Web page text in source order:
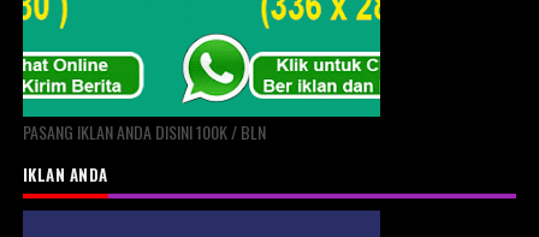
PASANG IKLAN ANDA DISINI 100K / BLN
IKLAN ANDA